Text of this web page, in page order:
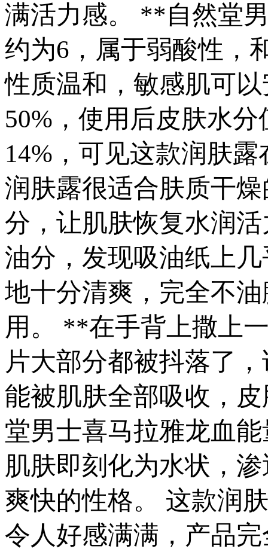
满活力感。 **自然堂
约为6，属于弱酸性，
性质温和，敏感肌可
50%，使用后皮肤水
14%，可见这款润肤
润肤露很适合肤质干
分，让肌肤恢复水润
油分，发现吸油纸上
地十分清爽，完全不
用。 **在手背上撒上
片大部分都被抖落了
能被肌肤全部吸收，
堂男士喜马拉雅龙血
肌肤即刻化为水状，
爽快的性格。 这款润
令人好感满满，产品